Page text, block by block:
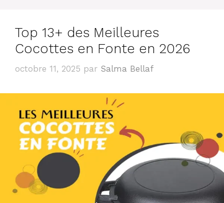
Top 13+ des Meilleures
Cocottes en Fonte en 2026
octobre 11, 2025 par Salma Bellaf